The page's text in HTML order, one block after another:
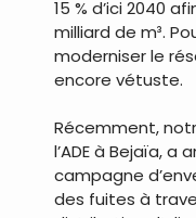
15 % d’ici 2040
milliard de m³.
moderniser le
encore vétuste.
Récemment,
l’ADE à Bejaïa, a
campagne
des fuites à